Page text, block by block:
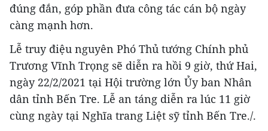
đúng đắn, góp phần đưa công tác cán bộ ngày
càng mạnh hơn.
Lễ truy điệu nguyên Phó Thủ tướng Chính phủ
Trương Vĩnh Trọng sẽ diễn ra hồi 9 giờ, thứ Hai,
ngày 22/2/2021 tại Hội trường lớn Ủy ban Nhân
dân tỉnh Bến Tre. Lễ an táng diễn ra lúc 11 giờ
cùng ngày tại Nghĩa trang Liệt sỹ tỉnh Bến Tre./.